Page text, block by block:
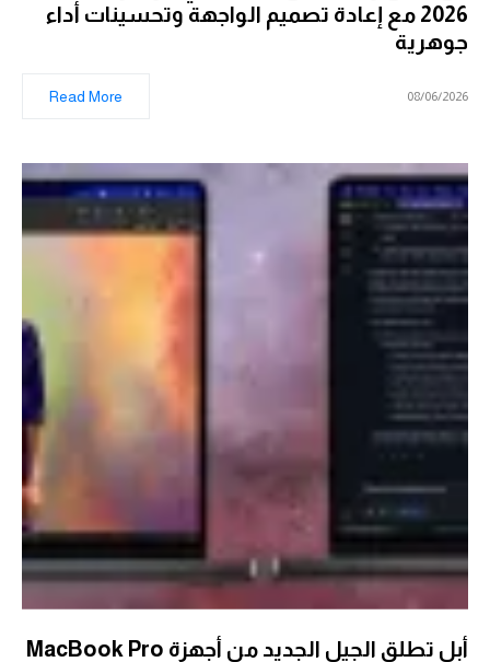
2026 مع إعادة تصميم الواجهة وتحسينات أداء
جوهرية
08/06/2026
Read More
أبل تطلق الجيل الجديد من أجهزة MacBook Pro